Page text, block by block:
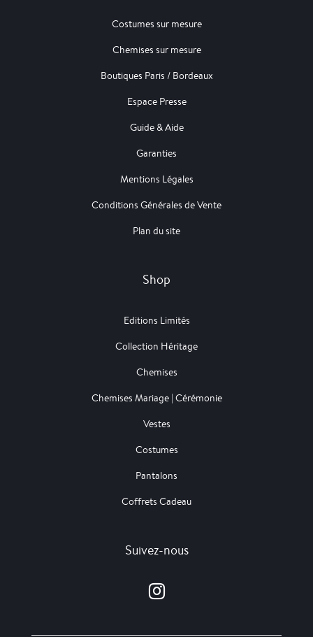
Costumes sur mesure
Chemises sur mesure
Boutiques Paris / Bordeaux
Espace Presse
Guide & Aide
Garanties
Mentions Légales
Conditions Générales de Vente
Plan du site
Shop
Editions Limités
Collection Héritage
Chemises
Chemises Mariage | Cérémonie
Vestes
Costumes
Pantalons
Coffrets Cadeau
Suivez-nous